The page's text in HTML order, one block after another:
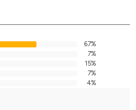
67%
7%
15%
7%
4%